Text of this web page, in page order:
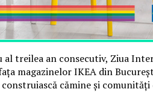
al treilea an consecutiv, Ziua
magazinelor IKEA din
cămine și